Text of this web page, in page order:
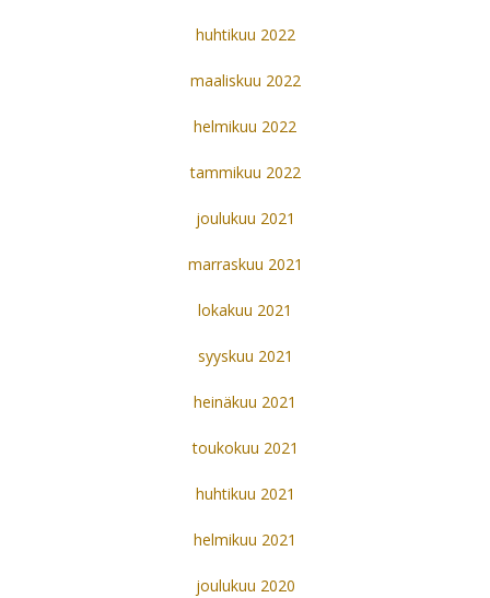
huhtikuu 2022
maaliskuu 2022
helmikuu 2022
tammikuu 2022
joulukuu 2021
marraskuu 2021
lokakuu 2021
syyskuu 2021
heinäkuu 2021
toukokuu 2021
huhtikuu 2021
helmikuu 2021
joulukuu 2020